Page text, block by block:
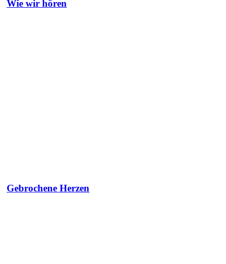
Wie wir hören
Gebrochene Herzen